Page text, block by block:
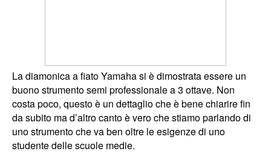
La diamonica a fiato Yamaha si è dimostrata essere un
buono strumento semi professionale a 3 ottave. Non
costa poco, questo è un dettaglio che è bene chiarire fin
da subito ma d’altro canto è vero che stiamo parlando di
uno strumento che va ben oltre le esigenze di uno
studente delle scuole medie.